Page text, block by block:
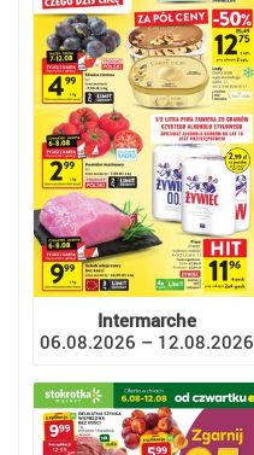
Intermarche
06.08.2026 – 12.08.2026